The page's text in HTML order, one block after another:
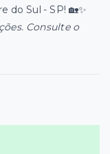
do Sul - SP! 🏡✨
Consulte o